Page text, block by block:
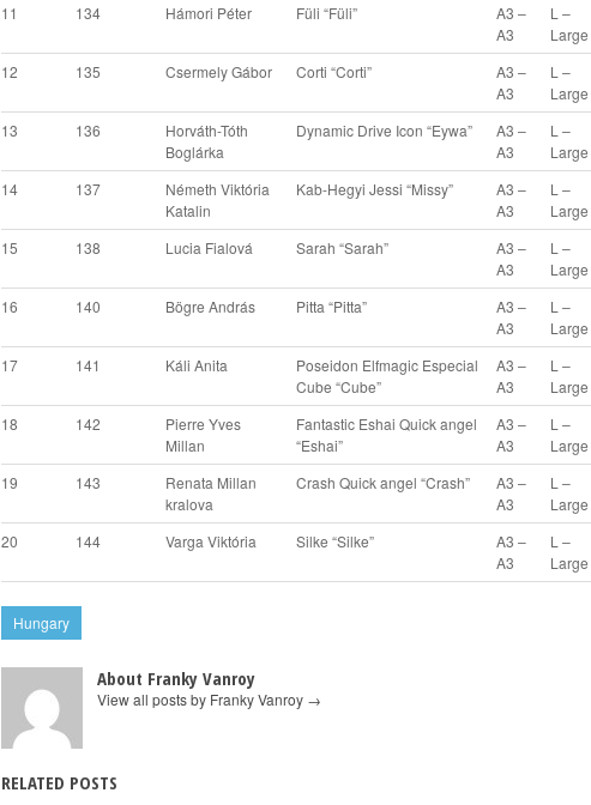
11
134 Hámori Péter Füli “Füli”
A3 –
A3
L –
Large
12
135 Csermely Gábor Corti “Corti”
A3 –
A3
L –
Large
13
136
Horváth-Tóth
Boglárka
Dynamic Drive Icon “Eywa”
A3 –
A3
L –
Large
14
137
Németh Viktória
Katalin
Kab-Hegyi Jessi “Missy”
A3 –
A3
L –
Large
15
138 Lucia Fialová Sarah “Sarah”
A3 –
A3
L –
Large
16
140 Bögre András Pitta “Pitta”
A3 –
A3
L –
Large
17
141 Káli Anita
Poseidon Elfmagic Especial
Cube “Cube”
A3 –
A3
L –
Large
18
142
Pierre Yves
Millan
Fantastic Eshai Quick angel
“Eshai”
A3 –
A3
L –
Large
19
143
Renata Millan
kralova
Crash Quick angel “Crash”
A3 –
A3
L –
Large
20
144 Varga Viktória Silke “Silke”
A3 –
A3
L –
Large
Hungary
About Franky Vanroy
View all posts by Franky Vanroy →
RELATED POSTS